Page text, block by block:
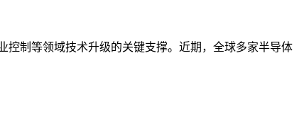
控制等领域技术升级的关键支撑。近期，全球多家半导体